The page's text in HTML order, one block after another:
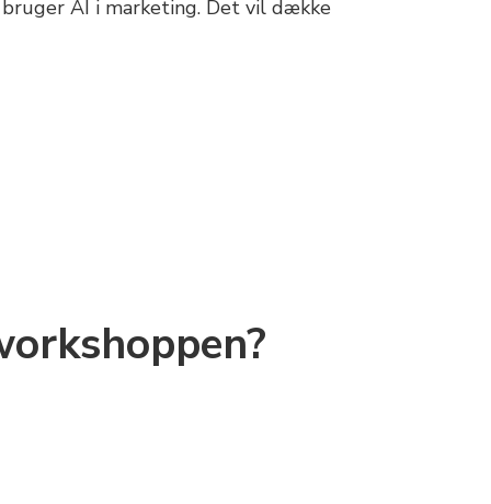
AI i marketing. Det vil dække